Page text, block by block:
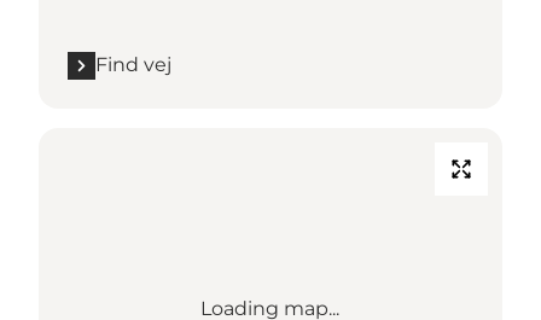
Find vej
Loading map...